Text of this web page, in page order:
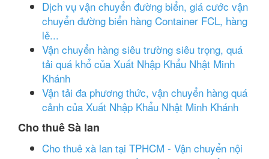
Dịch vụ vận chuyển đường biển, giá cước vận
chuyển đường biển hàng Container FCL, hàng
lẻ...
Vận chuyển hàng siêu trường siêu trọng, quá
tải quá khổ của Xuất Nhập Khẩu Nhật Minh
Khánh
Vận tải đa phương thức, vận chuyển hàng quá
cảnh của Xuất Nhập Khẩu Nhật Minh Khánh
Cho thuê Sà lan
Cho thuê xà lan tại TPHCM - Vận chuyển nội